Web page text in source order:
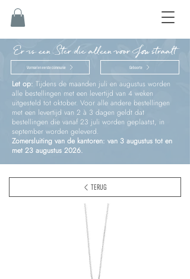
Er is een Ster die alleen voor Jou straalt
Vormsel en eerste communie Geboorte
Let op: Tijdens de maanden juli en augustus worden
alle bestellingen met een levertijd van 4 weken
uitgesteld tot oktober. Voor alle andere bestellingen
met een levertijd van 2 à 3 dagen geldt dat
bestellingen die vanaf 23 juli worden geplaatst, in
september worden geleverd.
Zomersluiting van de kantoren: van 3 augustus tot en
met 23 augustus 2026.
TERUG